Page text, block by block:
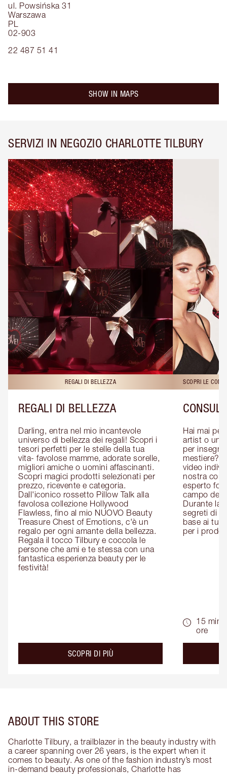
ul. Powsińska 31
Warszawa
PL
02-903
22 487 51 41
SHOW IN MAPS
SERVIZI IN NEGOZIO CHARLOTTE TILBURY
REGALI DI BELLEZZA
REGALI DI BELLEZZA
Darling, entra nel mio incantevole
universo di bellezza dei regali! Scopri i
tesori perfetti per le stelle della tua
vita- favolose mamme, adorate sorelle,
migliori amiche o uomini affascinanti.
Scopri magici prodotti selezionati per
prezzo, ricevente e categoria.
Dall'iconico rossetto Pillow Talk alla
favolosa collezione Hollywood
Flawless, fino al mio NUOVO Beauty
Treasure Chest of Emotions, c'è un
regalo per ogni amante della bellezza.
Regala il tocco Tilbury e coccola le
persone che ami e te stessa con una
fantastica esperienza beauty per le
festività!
SCOPRI DI PIÙabout the
SCOPRI LE
Hai mai
artist o un
per
mestiere?
video
nostra
esperto
campo del
Durante la
segreti di
base ai
per i
15 min
ore
ABOUT THIS STORE
Charlotte Tilbury, a trailblazer in the beauty industry with
a career spanning over 26 years, is the expert when it
comes to beauty. As one of the fashion industry’s most
in-demand beauty professionals, Charlotte has